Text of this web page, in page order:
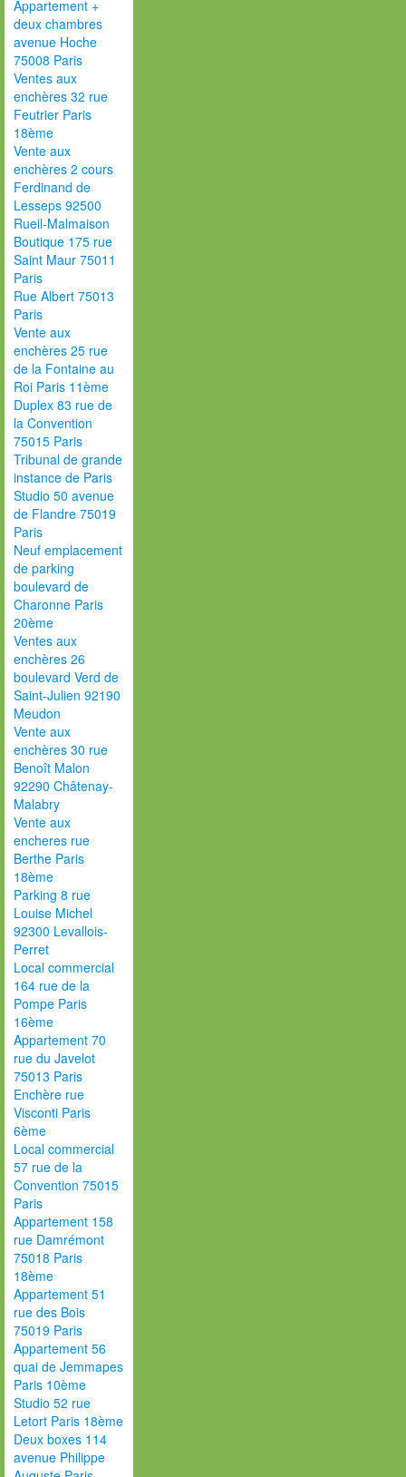
Appartement +
deux chambres
avenue Hoche
75008 Paris
Ventes aux
enchères 32 rue
Feutrier Paris
18ème
Vente aux
enchères 2 cours
Ferdinand de
Lesseps 92500
Rueil-Malmaison
Boutique 175 rue
Saint Maur 75011
Paris
Rue Albert 75013
Paris
Vente aux
enchères 25 rue
de la Fontaine au
Roi Paris 11ème
Duplex 83 rue de
la Convention
75015 Paris
Tribunal de grande
instance de Paris
Studio 50 avenue
de Flandre 75019
Paris
Neuf emplacement
de parking
boulevard de
Charonne Paris
20ème
Ventes aux
enchères 26
boulevard Verd de
Saint-Julien 92190
Meudon
Vente aux
enchères 30 rue
Benoît Malon
92290 Châtenay-
Malabry
Vente aux
encheres rue
Berthe Paris
18ème
Parking 8 rue
Louise Michel
92300 Levallois-
Perret
Local commercial
164 rue de la
Pompe Paris
16ème
Appartement 70
rue du Javelot
75013 Paris
Enchère rue
Visconti Paris
6ème
Local commercial
57 rue de la
Convention 75015
Paris
Appartement 158
rue Damrémont
75018 Paris
18ème
Appartement 51
rue des Bois
75019 Paris
Appartement 56
quai de Jemmapes
Paris 10ème
Studio 52 rue
Letort Paris 18ème
Deux boxes 114
avenue Philippe